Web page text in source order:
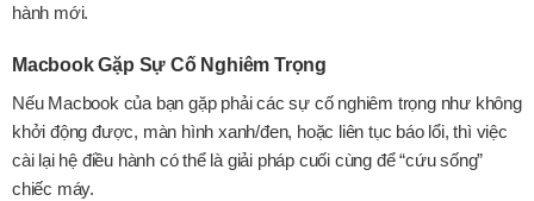
hành mới.
Macbook Gặp Sự Cố Nghiêm Trọng
Nếu Macbook của bạn gặp phải các sự cố nghiêm trọng như không
khởi động được, màn hình xanh/đen, hoặc liên tục báo lổi, thì việc
cài lại hệ điều hành có thể là giải pháp cuối cùng để “cứu sống”
chiếc máy.